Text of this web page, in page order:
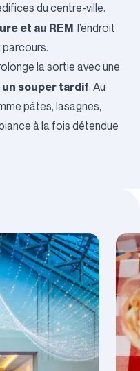
du centre-ville.
et au REM, l’endroit
parcours.
la sortie avec une
un souper tardif. Au
pâtes, lasagnes,
à la fois détendue